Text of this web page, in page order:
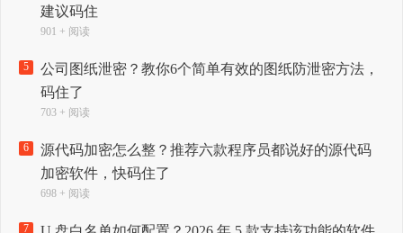
建议码住
901 + 阅读
5
公司图纸泄密？教你6个简单有效的图纸防泄密方法，
码住了
703 + 阅读
6
源代码加密怎么整？推荐六款程序员都说好的源代码
加密软件，快码住了
698 + 阅读
7